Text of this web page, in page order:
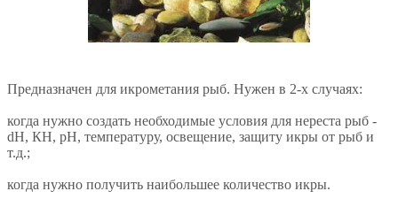
Предназначен для икрометания рыб. Нужен в 2-х случаях:
когда нужно создать необходимые условия для нереста рыб -
dH, КН, рН, температуру, освещение, защиту икры от рыб и
т.д.;
когда нужно получить наибольшее количество икры.